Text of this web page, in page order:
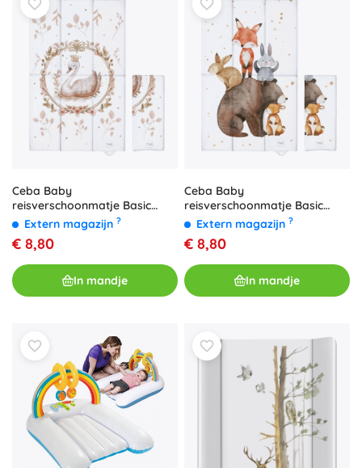
Ceba Baby
reisverschoonmatje Basic
Clever Otter 80 × 50 cm
Extern magazijn ?
€ 8,80
In mandje
Ceba Baby
reisverschoonmatje Basic
Forest Friends 80 × 50 cm
Extern magazijn ?
€ 8,80
In mandje